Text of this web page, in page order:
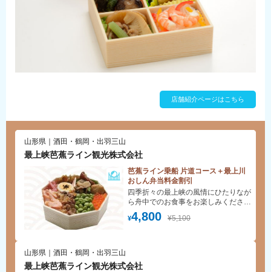
店舗紹介ページはこちら
山形県｜酒田・鶴岡・出羽三山
最上峡芭蕉ライン観光株式会社
芭蕉ライン乗船 片道コース＋最上川
おしん弁当料金割引
¥4,800 ¥5,100
四季折々の最上峡の風情にひたりなが
ら舟中でのお食事をお楽しみくださ
い。
山形県｜酒田・鶴岡・出羽三山
最上峡芭蕉ライン観光株式会社